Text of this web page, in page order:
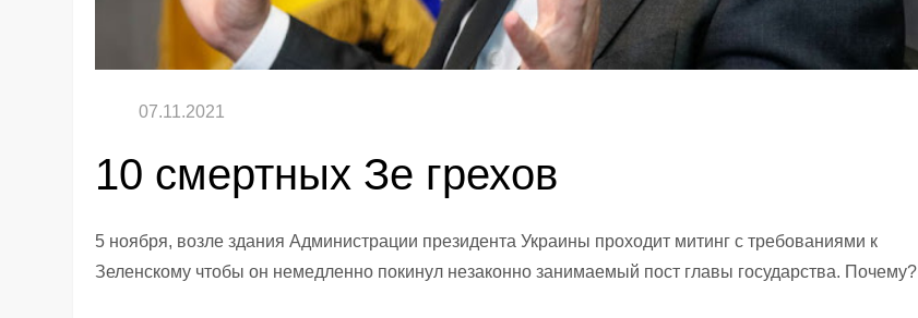
10 смертных Зе грехов
5 ноября, возле здания Администрации президента Украины проходит митинг с требованиями к
Зеленскому чтобы он немедленно покинул незаконно занимаемый пост главы государства. Почему?